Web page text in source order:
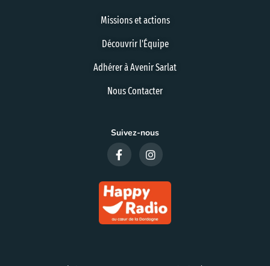
Missions et actions
Découvrir l'Équipe
Adhérer à Avenir Sarlat
Nous Contacter
Suivez-nous